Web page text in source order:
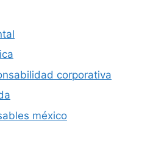
corporativa
méxico